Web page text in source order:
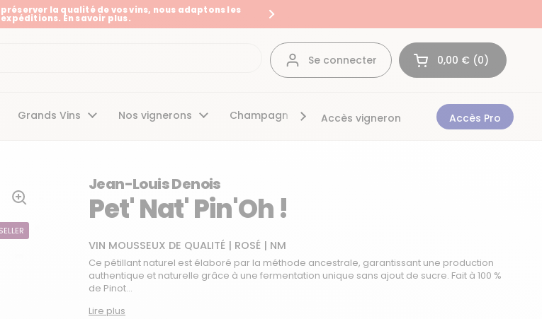
la qualité de vos vins, nous adaptons les
expéditions. En savoir plus. Suivant
Se connecter Ouvrir le panier
Mon panier Total:
0,00 € 0
produit dans votre
Grands Vins Nos vignerons Champagnes Bonnes affaires
Accès vigneron Accès Pro
Jean-Louis Denois
Pet' Nat' Pin'Oh !
VIN MOUSSEUX DE QUALITÉ | ROSÉ | NM
Ce pétillant naturel est élaboré par la méthode ancestrale, garantissant une production
authentique et naturelle grâce à une fermentation unique sans ajout de sucre. Fait à 100 %
de Pinot...
Lire plus